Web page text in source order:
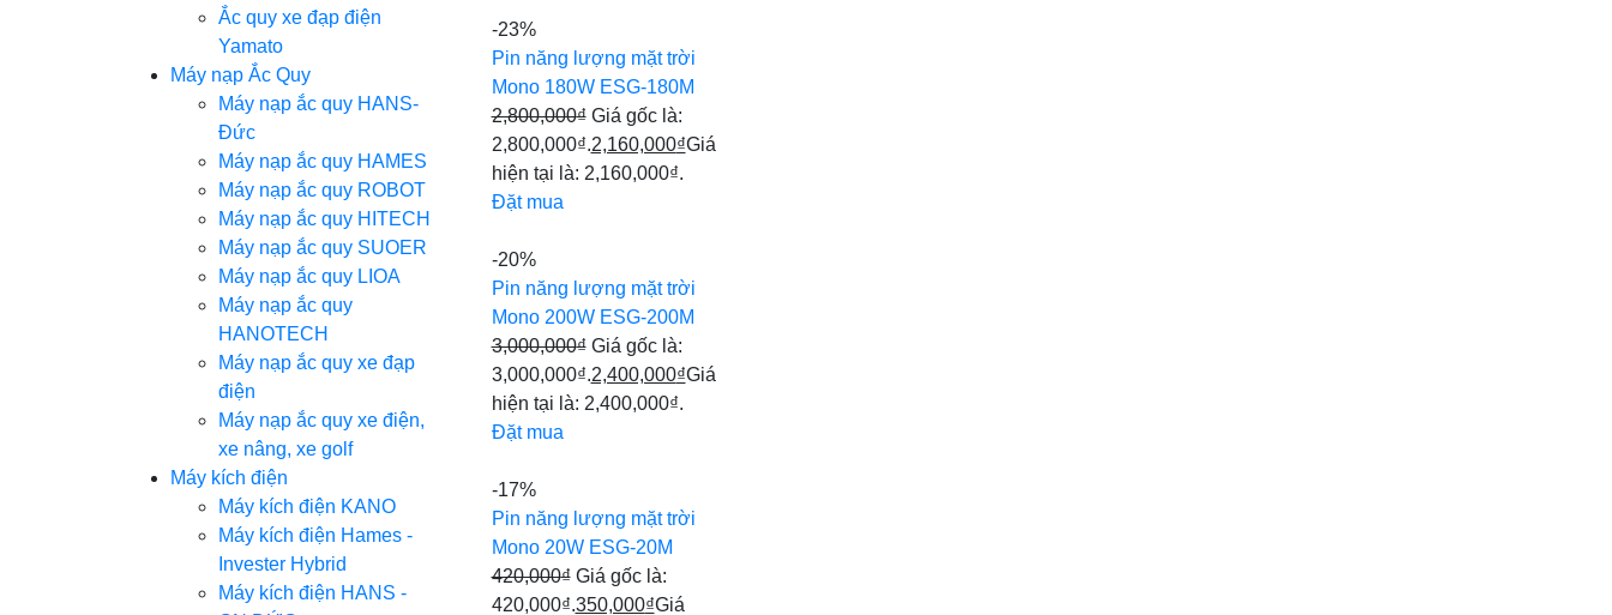
Ắc quy xe đạp điện
Yamato
Máy nạp Ắc Quy
Máy nạp ắc quy HANS-
Đức
Máy nạp ắc quy HAMES
Máy nạp ắc quy ROBOT
Máy nạp ắc quy HITECH
Máy nạp ắc quy SUOER
Máy nạp ắc quy LIOA
Máy nạp ắc quy
HANOTECH
Máy nạp ắc quy xe đạp
điện
Máy nạp ắc quy xe điện,
xe nâng, xe golf
Máy kích điện
Máy kích điện KANO
Máy kích điện Hames -
Invester Hybrid
Máy kích điện HANS -
-23%
Pin năng lượng mặt trời
Mono 180W ESG-180M
2,800,000₫ Giá gốc là:
2,800,000₫.2,160,000₫Giá
hiện tại là: 2,160,000₫.
Đặt mua
-20%
Pin năng lượng mặt trời
Mono 200W ESG-200M
3,000,000₫ Giá gốc là:
3,000,000₫.2,400,000₫Giá
hiện tại là: 2,400,000₫.
Đặt mua
-17%
Pin năng lượng mặt trời
Mono 20W ESG-20M
420,000₫ Giá gốc là:
420,000₫.350,000₫Giá